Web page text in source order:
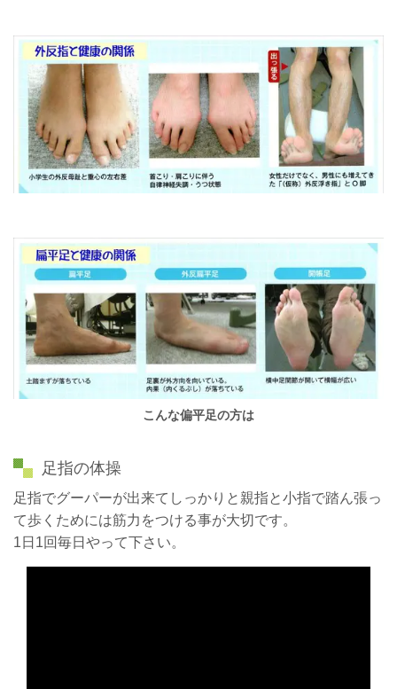
こんな偏平足の方は
足指の体操
足指でグーパーが出来てしっかりと親指と小指で踏ん張っ
て歩くためには筋力をつける事が大切です。
1日1回毎日やって下さい。